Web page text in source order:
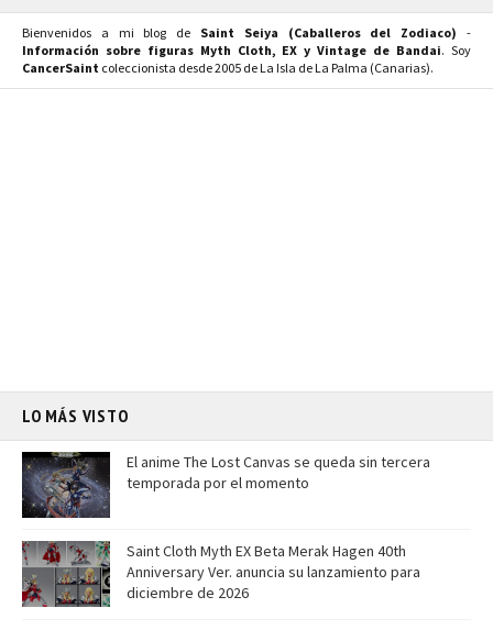
Bienvenidos a mi blog de Saint Seiya (Caballeros del Zodiaco) -
Información sobre figuras Myth Cloth, EX y Vintage de Bandai. Soy
CancerSaint coleccionista desde 2005 de La Isla de La Palma (Canarias).
LO MÁS VISTO
El anime The Lost Canvas se queda sin tercera
temporada por el momento
Saint Cloth Myth EX Beta Merak Hagen 40th
Anniversary Ver. anuncia su lanzamiento para
diciembre de 2026